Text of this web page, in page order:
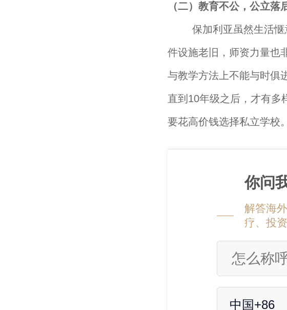
（二）教育不公，公立落
保加利亚虽然生活惬意
件设施老旧，师资力量也
与教学方法上不能与时俱
直到10年级之后，才有多
要花高价钱选择私立学校
你问
解答海
疗、投
中国+86